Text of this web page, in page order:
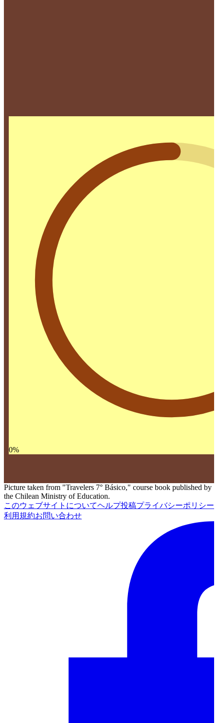
0%
Picture taken from "Travelers 7° Básico," course book published by
the Chilean Ministry of Education.
このウェブサイトについてヘルプ投稿プライバシーポリシー
利用規約お問い合わせ